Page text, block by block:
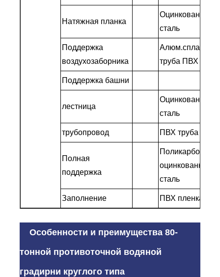
Натяжная планка
Оцинкованная
сталь
Поддержка
воздухозаборника
Алюм.сплав/
труба ПВХ
Поддержка башни
лестница
Оцинкованная
сталь
трубопровод ПВХ труба
Полная
поддержка
Поликарбонат и
оцинкованная
сталь
Заполнение ПВХ пленка
Особенности и преимущества 80-
тонной противоточной водяной
градирни круглого типа